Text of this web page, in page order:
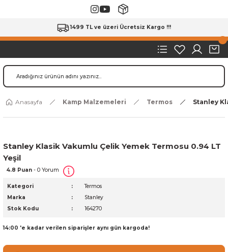
1499 TL ve üzeri Ücretsiz Kargo !!!
Anasayfa Kamp Malzemeleri Termos Stanley
Stanley Klasik Vakumlu Çelik Yemek Termosu 0.94 LT
Yeşil
4.8 Puan - 0 Yorum
Kategori
Termos
Marka
Stanley
Stok Kodu
164270
14:00 'e kadar verilen siparişler aynı gün kargoda!